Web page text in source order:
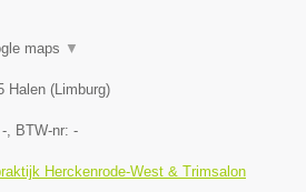
maps ▼
Halen (Limburg)
-, BTW-nr: -
Herckenrode-West & Trimsalon